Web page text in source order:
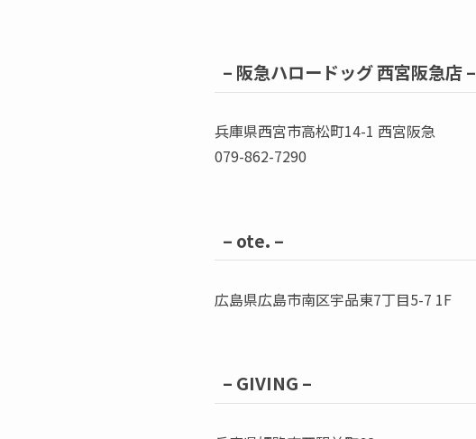
– 阪急ハロードッグ 西宮阪急店 –
兵庫県西宮市高松町14-1 西宮阪急
079-862-7290
– ote. –
広島県広島市南区宇品東7丁目5-7 1F
– GIVING –